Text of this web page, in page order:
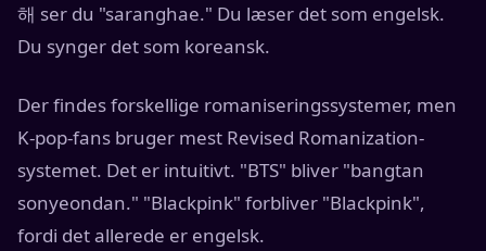
해 ser du "saranghae." Du læser det som engelsk.
Du synger det som koreansk.
Der findes forskellige romaniseringssystemer, men
K-pop-fans bruger mest Revised Romanization-
systemet. Det er intuitivt. "BTS" bliver "bangtan
sonyeondan." "Blackpink" forbliver "Blackpink",
fordi det allerede er engelsk.